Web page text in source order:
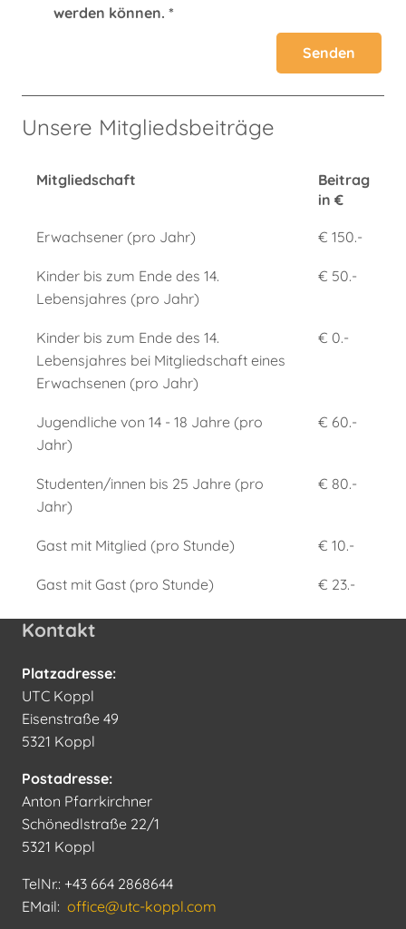
werden können. *
Unsere Mitgliedsbeiträge
Mitgliedschaft
Beitrag
in €
Erwachsener (pro Jahr) € 150.-
Kinder bis zum Ende des 14.
Lebensjahres (pro Jahr)
€ 50.-
Kinder bis zum Ende des 14.
Lebensjahres bei Mitgliedschaft eines
Erwachsenen (pro Jahr)
€ 0.-
Jugendliche von 14 - 18 Jahre (pro
Jahr)
€ 60.-
Studenten/innen bis 25 Jahre (pro
Jahr)
€ 80.-
Gast mit Mitglied (pro Stunde) € 10.-
Gast mit Gast (pro Stunde) € 23.-
Kontakt
Platzadresse:
UTC Koppl
Eisenstraße 49
5321 Koppl
Postadresse:
Anton Pfarrkirchner
Schönedlstraße 22/1
5321 Koppl
TelNr.: +43 664 2868644
EMail: office@utc-koppl.com